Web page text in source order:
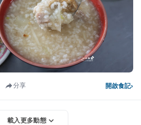
分享 開啟食記›
載入更多動態